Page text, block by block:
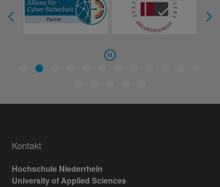
Kontakt
Hochschule Niederrhein
University of Applied Sciences